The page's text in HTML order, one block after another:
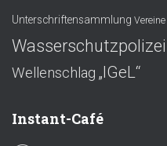
Unterschriftensammlung Vereine
Wasserschutzpolizei
Wellenschlag „IGeL“
Instant-Café